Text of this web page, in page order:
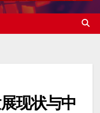
现状与中